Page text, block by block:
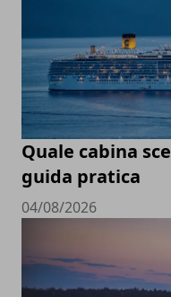
Quale cabina
guida pratica
04/08/2026